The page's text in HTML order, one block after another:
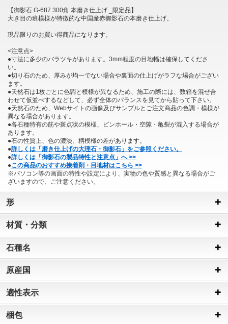
【御影石 G-687 300角 本磨き仕上げ _限定品】
大き目の班模様が特徴的な中国産赤御影石の本磨き仕上げ。
現品限りのお買い得商品になります。
<注意点>
●寸法に多少のバラツキがあります。3mm程度の目地幅は確保してくださ
い。
●切り石のため、厚みが均一でない場合や裏面の仕上げがラフな場合がござい
ます。
●天然石は1枚ごとに色調と模様が異なるため、施工の際には、数箱を混ぜ合
わせて仮並べするなどして、必ず全体のバランスを見てから貼って下さい。
●天然石のため、Webサイトの画像及びサンプルとご注文商品の色調・模様が
異なる場合があります。
●各石種特有の筋や斑点状の模様、ピンホール・空隙・亀裂が混入する場合が
あります。
●石の性質上、色の濃淡、柄模様の差があります。
●詳しくは「磨き仕上げの大理石・御影石」をご参照ください。
●詳しくは「御影石の製品特性と注意点」へ >>
●この商品のおすすめ接着剤・目地材はこちら >>
※パソコン等の画面の特性や設定により、実物の色や質感と異なる場合がご
ざいますので、ご注意ください。
形
材質・分類
石種名
原産国
適性表示
梱包